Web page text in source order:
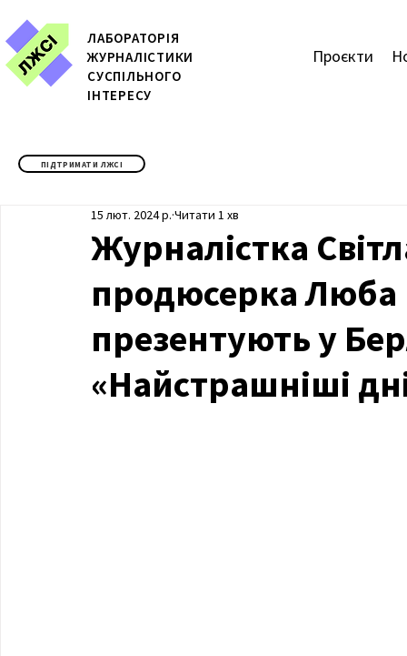
ЛАБОРАТОРІЯ
ЖУРНАЛІСТИКИ
СУСПІЛЬНОГО
ІНТЕРЕСУ
ПІДТРИМАТИ ЛЖСІ
Проєкти
Журналістка
продюсерка Люба
презентують у
«Найстрашніші
15 лют. 2024 р. Читати 1 хв